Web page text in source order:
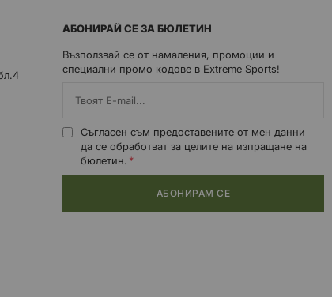
АБОНИРАЙ СЕ ЗА БЮЛЕТИН
Възползвай се от намаления, промоции и
специални промо кодове в Extreme Sports!
Съгласен съм предоставените от мен данни
да се обработват за целите на изпращане на
бюлетин.
АБОНИРАМ СЕ